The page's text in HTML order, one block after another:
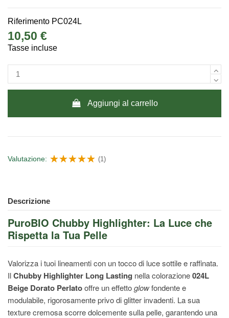
Riferimento PC024L
10,50 €
Tasse incluse
Aggiungi al carrello
Valutazione: (1)
Descrizione
PuroBIO Chubby Highlighter: La Luce che
Rispetta la Tua Pelle
Valorizza i tuoi lineamenti con un tocco di luce sottile e raffinata.
IlChubby Highlighter Long Lasting nella colorazione024L
Beige Dorato Perlatooffre un effettoglowfondente e
modulabile, rigorosamente privo di glitter invadenti. La sua
texture cremosa scorre dolcemente sulla pelle, garantendo una